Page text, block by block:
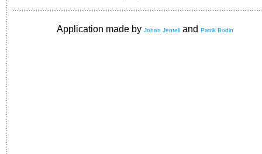
Application made by Johan Jentell and Patrik Bodin